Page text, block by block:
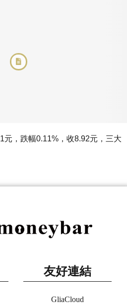
元，跌幅0.11%，收8.92元，三大
友好連結
GliaCloud